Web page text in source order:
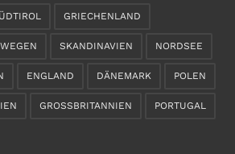
GRIECHENLAND
SKANDINAVIEN NORDSEE
ENGLAND DÄNEMARK POLEN
GROSSBRITANNIEN PORTUGAL